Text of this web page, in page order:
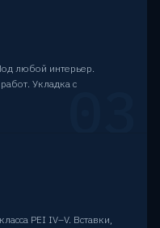
03
любой интерьер.
Укладка с
PEI IV–V. Вставки,